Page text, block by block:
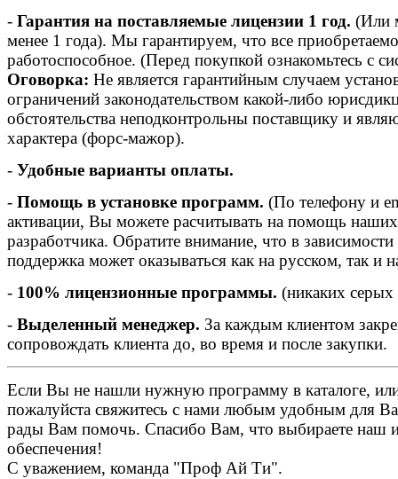
- Гарантия на поставляемые лицензии 1 год. (Или
менее 1 года). Мы гарантируем, что все
работоспособное. (Перед покупкой ознакомьтесь с
Оговорка: Не является гарантийным случаем
ограничений законодательством какой-либо
обстоятельства неподконтрольны поставщику и
характера (форс-мажор).
- Удобные варианты оплаты.
- Помощь в установке программ. (По телефону и
активации, Вы можете расчитывать на помощь наших
разработчика. Обратите внимание, что в зависимости
поддержка может оказываться как на русском, так и
- 100% лицензионные программы. (никаких серых
- Выделенный менеджер. За каждым клиентом
сопровождать клиента до, во время и после закупки.
Если Вы не нашли нужную программу в каталоге,
пожалуйста свяжитесь с нами любым удобным для
рады Вам помочь. Спасибо Вам, что выбираете наш
обеспечения!
С уважением, команда "Проф Ай Ти".